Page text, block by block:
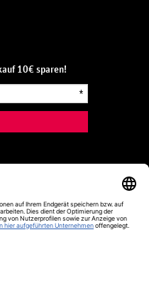
10€ sparen!
*